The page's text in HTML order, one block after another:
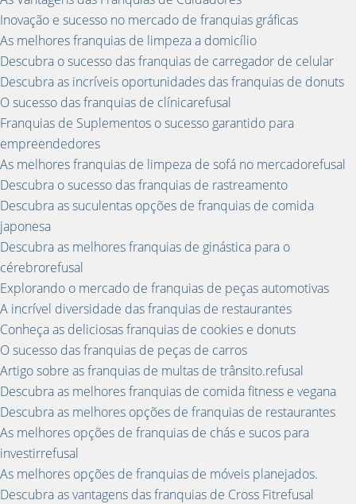
Inovação e sucesso no mercado de franquias gráficas
As melhores franquias de limpeza a domicílio
Descubra o sucesso das franquias de carregador de celular
Descubra as incríveis oportunidades das franquias de donuts
O sucesso das franquias de clínicarefusal
Franquias de Suplementos o sucesso garantido para
empreendedores
As melhores franquias de limpeza de sofá no mercadorefusal
Descubra o sucesso das franquias de rastreamento
Descubra as suculentas opções de franquias de comida
japonesa
Descubra as melhores franquias de ginástica para o
cérebrorefusal
Explorando o mercado de franquias de peças automotivas
A incrível diversidade das franquias de restaurantes
Conheça as deliciosas franquias de cookies e donuts
O sucesso das franquias de peças de carros
Artigo sobre as franquias de multas de trânsito.refusal
Descubra as melhores franquias de comida fitness e vegana
Descubra as melhores opções de franquias de restaurantes
As melhores opções de franquias de chás e sucos para
investirrefusal
As melhores opções de franquias de móveis planejados.
Descubra as vantagens das franquias de Cross Fitrefusal